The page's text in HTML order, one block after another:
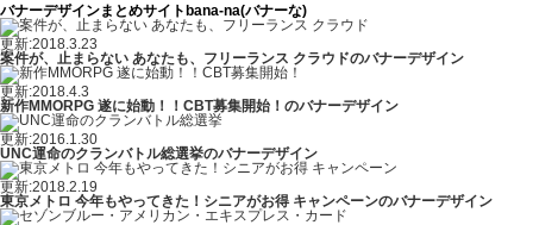
バナーデザインまとめサイトbana-na(バナーな)
更新:2018.3.23
案件が、止まらない あなたも、フリーランス クラウドのバナーデザイン
更新:2018.4.3
新作MMORPG 遂に始動！！CBT募集開始！のバナーデザイン
更新:2016.1.30
UNC運命のクランバトル総選挙のバナーデザイン
更新:2018.2.19
東京メトロ 今年もやってきた！シニアがお得 キャンペーンのバナーデザイン